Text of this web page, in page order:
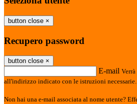
button close ×
Recupero password
button close ×
E-mail
all'indirizzo indicato con le istruzioni necessarie.
Non hai una e-mail associata al nome utente?